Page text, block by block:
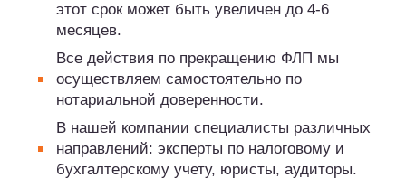
этот срок может быть увеличен до 4-6
месяцев.
Все действия по прекращению ФЛП мы
осуществляем самостоятельно по
нотариальной доверенности.
В нашей компании специалисты различных
направлений: эксперты по налоговому и
бухгалтерскому учету, юристы, аудиторы.